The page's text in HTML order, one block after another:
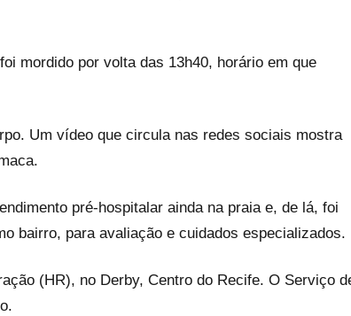
mordido por volta das 13h40, horário em que
Um vídeo que circula nas redes sociais mostra
pré-hospitalar ainda na praia e, de lá, foi
bairro, para avaliação e cuidados especializados.
(HR), no Derby, Centro do Recife. O Serviço